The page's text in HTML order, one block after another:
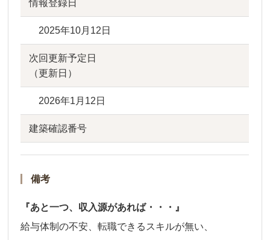
情報登録日
2025年10月12日
次回更新予定日
（更新日）
2026年1月12日
建築確認番号
備考
『あと一つ、収入源があれば・・・』
給与体制の不安、転職できるスキルが無い、